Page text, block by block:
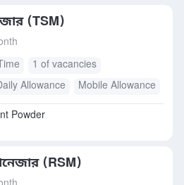
(TSM)
1 of vacancies
Allowance
Mobile Allowance
Powder
(RSM)